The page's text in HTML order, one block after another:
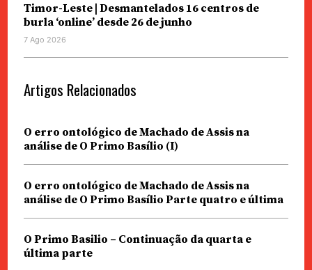
Timor-Leste | Desmantelados 16 centros de
burla ‘online’ desde 26 de junho
7 Ago 2026
Artigos Relacionados
O erro ontológico de Machado de Assis na
análise de O Primo Basílio (I)
O erro ontológico de Machado de Assis na
análise de O Primo Basílio Parte quatro e última
O Primo Basilio – Continuação da quarta e
última parte